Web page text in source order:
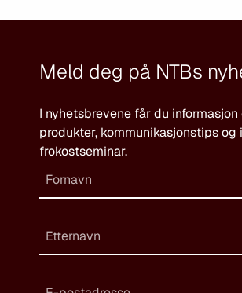
Meld deg på NTBs
I nyhetsbrevene får du informasjon
produkter, kommunikasjonstips og
frokostseminar.